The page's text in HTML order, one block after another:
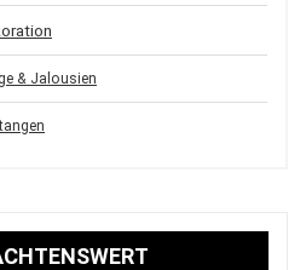
& Jalousien